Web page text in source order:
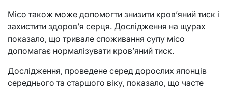
Місо також може допомогти знизити кров’яний тиск і
захистити здоров’я серця. Дослідження на щурах
показало, що тривале споживання супу місо
допомагає нормалізувати кров’яний тиск.
Дослідження, проведене серед дорослих японців
середнього та старшого віку, показало, що часте